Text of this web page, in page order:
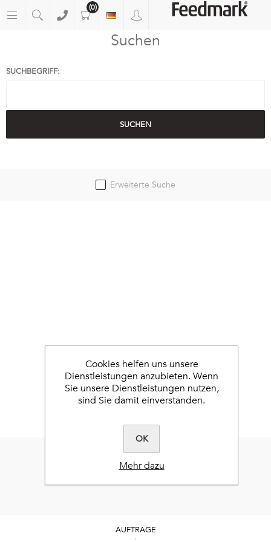
(0)
Suchen
SUCHBEGRIFF:
Erweiterte Suche
AUFTRÄGE
Cookies helfen uns unsere
Dienstleistungen anzubieten. Wenn
Sie unsere Dienstleistungen nutzen,
sind Sie damit einverstanden.
OK
Mehr dazu